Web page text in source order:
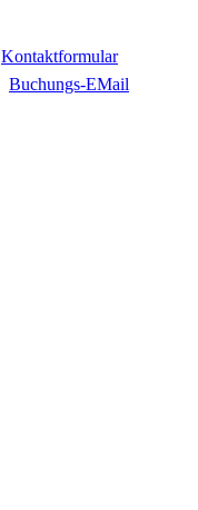
Kontaktformular
Buchungs-EMail